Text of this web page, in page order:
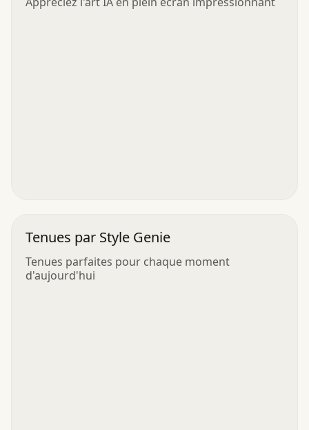
Tenues par Style Genie
Tenues parfaites pour chaque moment
d'aujourd'hui